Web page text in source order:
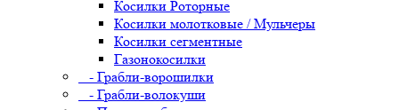
Косилки Роторные
Косилки молотковые / Мульчеры
Косилки сегментные
Газонокосилки
- Грабли-ворошилки
- Грабли-волокуши